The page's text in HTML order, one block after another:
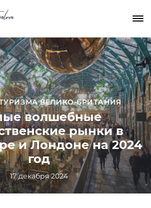
ВЕЛИКО-БРИТАНИЯ
волшебные
рынки в
и Лондоне на 2024
год
17 декабря 2024